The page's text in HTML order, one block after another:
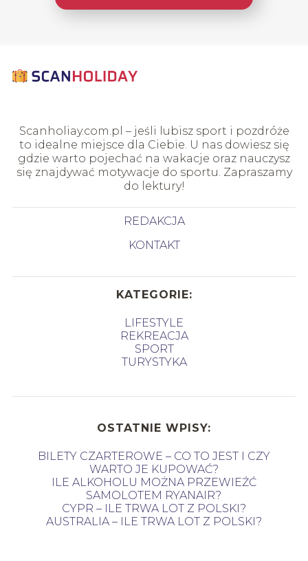
Scanholiay.com.pl – jeśli lubisz sport i pozdróże
to idealne miejsce dla Ciebie. U nas dowiesz się
gdzie warto pojechać na wakacje oraz nauczysz
się znajdywać motywacje do sportu. Zapraszamy
do lektury!
REDAKCJA
KONTAKT
KATEGORIE:
LIFESTYLE
REKREACJA
SPORT
TURYSTYKA
OSTATNIE WPISY:
BILETY CZARTEROWE – CO TO JEST I CZY
WARTO JE KUPOWAĆ?
ILE ALKOHOLU MOŻNA PRZEWIEŹĆ
SAMOLOTEM RYANAIR?
CYPR – ILE TRWA LOT Z POLSKI?
AUSTRALIA – ILE TRWA LOT Z POLSKI?